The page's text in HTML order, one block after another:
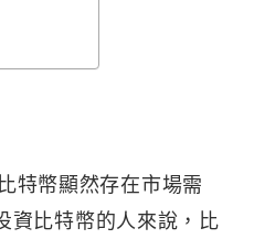
特幣顯然存在市場需
資比特幣的人來說，比